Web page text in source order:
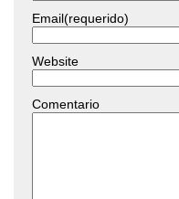
Email(requerido)
Website
Comentario